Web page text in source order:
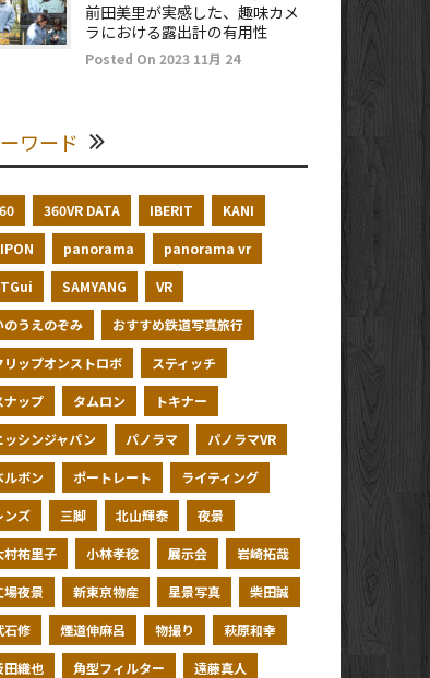
前田美里が実感した、趣味カメ
ラにおける露出計の有用性
Posted On 2023 11月 24
ワード
360VR DATA IBERIT KANI
panorama panorama vr
SAMYANG VR
のうえのぞみ おすすめ鉄道写真旅行
リップオンストロボ スティッチ
ナップ タムロン トキナー
ッシンジャパン パノラマ パノラマVR
ルボン ポートレート ライティング
ンズ 三脚 北山輝泰 夜景
村祐里子 小林孝稔 展示会 岩崎拓哉
場夜景 新東京物産 星景写真 柴田誠
石修 煙道伸麻呂 物撮り 萩原和幸
田織也 角型フィルター 遠藤真人